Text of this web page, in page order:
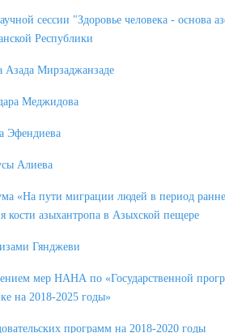
сессии "Здоровье человека - основа
Республики
Азада Мирзаджанзаде
Меджидова
Эфендиева
Алиева
«На пути миграции людей в период
кости азыхантропа в Азыхской пещере
Гянджеви
мер НАНА по «Государственной
на 2018-2025 годы»
программ на 2018-2020 годы